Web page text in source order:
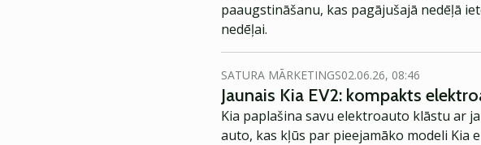
paaugstināšanu, kas pagājušajā nedēļā
nedēļai.
SATURA MĀRKETINGS02.06.26, 08:46
Jaunais Kia EV2: kompakts
Kia paplašina savu elektroauto klāstu ar
auto, kas kļūs par pieejamāko modeli Kia